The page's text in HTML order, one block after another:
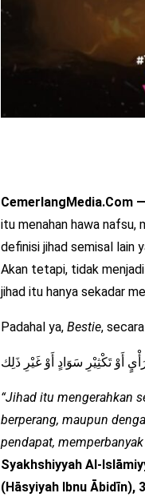
CemerlangMedia.Com —
itu menahan hawa nafsu,
definisi jihad semisal lain
Akan tetapi, tidak
jihad itu hanya sekadar
Padahal ya, Bestie, secara
أَوْ تَكْثِيْرِ سَوَادٍ أَوْ غَيْرِ ذَلِك
“Jihad itu mengerahkan
berperang, maupun
pendapat,
Syakhshiyyah Al-
(Hāsyiyah Ibnu Ābidīn),